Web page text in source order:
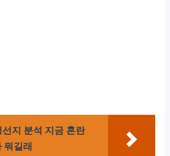
지 분석 지금 혼란
뭐길래